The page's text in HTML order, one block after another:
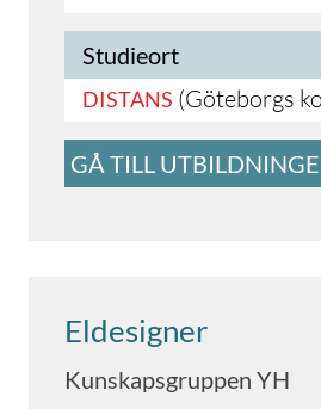
Studieort
DISTANS (Göteborgs
GÅ TILL
Eldesigner
Kunskapsgruppen YH